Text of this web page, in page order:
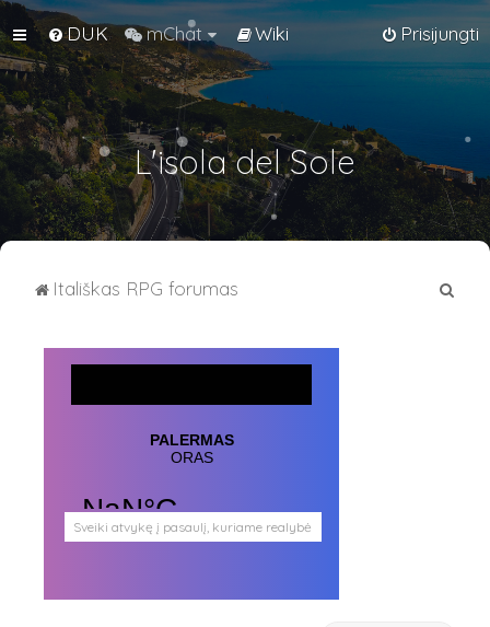
DUK mChat Wiki Prisijungti
L'isola del Sole
Itališkas RPG forumas
Sveiki atvykę į pasaulį, kuriame realybė
persipina su mistika. Pasaulį, kuris